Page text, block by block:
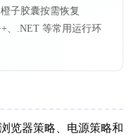
子胶囊按需恢复
、.NET 等常用运行环
览器策略、电源策略和